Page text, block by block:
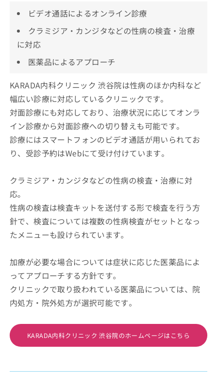
ビデオ通話によるオンライン診療
クラミジア・カンジタなどの性病の検査・治療
に対応
医薬品によるアプローチ
KARADA内科クリニック 渋谷院は性病のほか内科など
幅広い診療に対応しているクリニックです。
対面診療にも対応しており、治療状況に応じてオンラ
イン診療から対面診療への切り替えも可能です。
診療にはスマートフォンのビデオ通話が用いられてお
り、受診予約はWebにて受け付けています。
クラミジア・カンジタなどの性病の検査・治療に対
応。
性病の検査は検査キットを送付する形で検査を行う方
針で、検査については複数の性病検査がセットとなっ
たメニューも設けられています。
加療が必要な場合については症状に応じた医薬品によ
ってアプローチする方針です。
クリニックで取り扱われている医薬品については、院
内処方・院外処方が選択可能です。
KARADA内科クリニック 渋谷院のホームページはこちら